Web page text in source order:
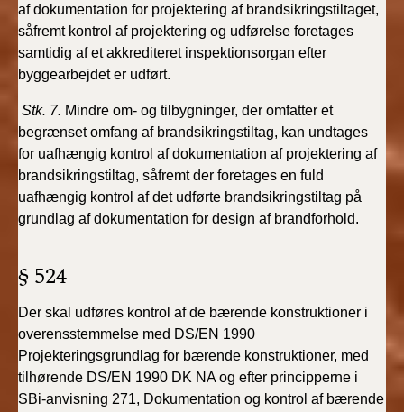
af dokumentation for projektering af brandsikringstiltaget,
såfremt kontrol af projektering og udførelse foretages
samtidig af et akkrediteret inspektionsorgan efter
byggearbejdet er udført.
Stk. 7. Mindre om- og tilbygninger, der omfatter et
begrænset omfang af brandsikringstiltag, kan undtages
for uafhængig kontrol af dokumentation af projektering af
brandsikringstiltag, såfremt der foretages en fuld
uafhængig kontrol af det udførte brandsikringstiltag på
grundlag af dokumentation for design af brandforhold.
§ 524
Der skal udføres kontrol af de bærende konstruktioner i
overensstemmelse med DS/EN 1990
Projekteringsgrundlag for bærende konstruktioner, med
tilhørende DS/EN 1990 DK NA og efter principperne i
SBi-anvisning 271, Dokumentation og kontrol af bærende